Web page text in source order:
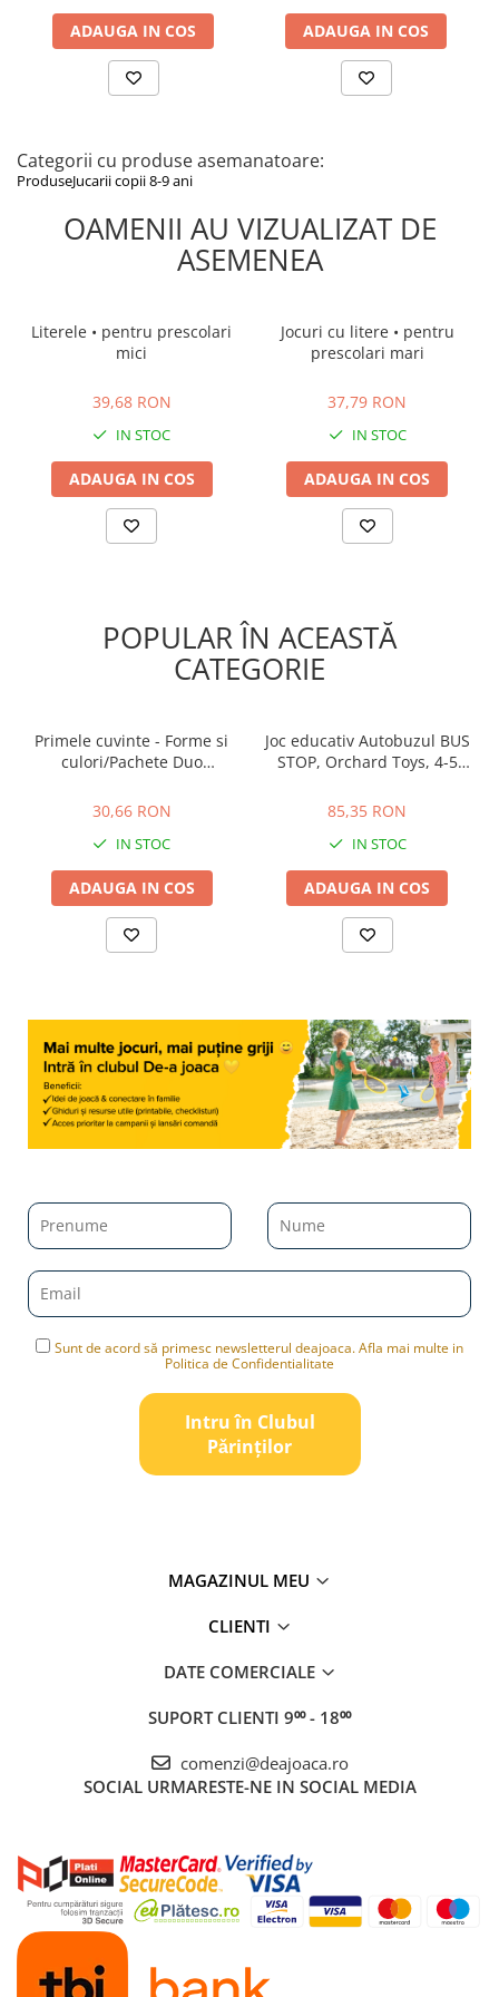
ADAUGA IN COS ADAUGA IN COS
Categorii cu produse asemanatoare:
ProduseJucarii copii 8-9 ani
OAMENII AU VIZUALIZAT DE
ASEMENEA
Literele • pentru prescolari
mici
39,68 RON
IN STOC
ADAUGA IN COS
Jocuri cu litere • pentru
prescolari mari
37,79 RON
IN STOC
ADAUGA IN COS
POPULAR ÎN ACEASTĂ
CATEGORIE
Primele cuvinte - Forme si
culori/Pachete Duo
30,66 RON
IN STOC
ADAUGA IN COS
Joc educativ Autobuzul BUS
STOP, Orchard Toys, 4-5
85,35 RON
IN STOC
ADAUGA IN COS
Sunt de acord să primesc newsletterul deajoaca. Afla mai multe in
Politica de Confidentialitate
Intru în Clubul
Pǎrinților
MAGAZINUL MEU
CLIENTI
DATE COMERCIALE
SUPORT CLIENTI 9⁰⁰ - 18⁰⁰
comenzi@deajoaca.ro
SOCIAL URMARESTE-NE IN SOCIAL MEDIA